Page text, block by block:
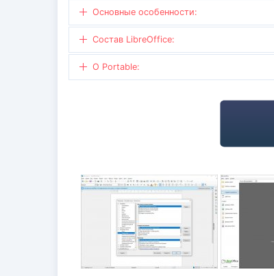
Основные особенности:
Состав LibreOffice:
О Portable: